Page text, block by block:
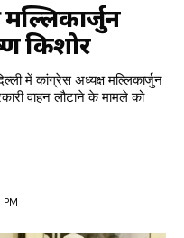
मल्लिकार्जुन
किशोर
में कांग्रेस अध्यक्ष मल्लिकार्जुन
वाहन लौटाने के मामले को